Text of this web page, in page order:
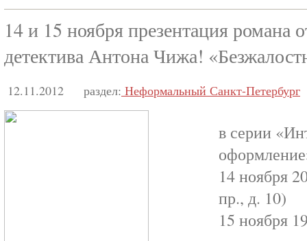
14 и 15 ноября презентация романа
детектива Антона Чижа!
12.11.2012 раздел: Неформальный Санкт-Петербург
в серии
14 ноября
пр., д. 10)
15 ноября